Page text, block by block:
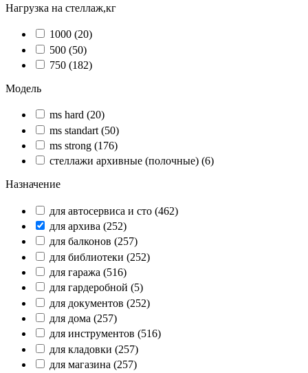
Нагрузка на стеллаж,кг
1000 (20)
500 (50)
750 (182)
Модель
ms hard (20)
ms standart (50)
ms strong (176)
стеллажи архивные (полочные) (6)
Назначение
для автосервиса и сто (462)
для архива (252)
для балконов (257)
для библиотеки (252)
для гаража (516)
для гардеробной (5)
для документов (252)
для дома (257)
для инструментов (516)
для кладовки (257)
для магазина (257)